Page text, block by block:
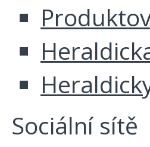
Sociální sítě